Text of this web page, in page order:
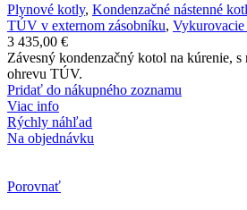
Plynové kotly, Kondenzačné nástenné
TÚV v externom zásobníku,
3 435,00 €
Závesný kondenzačný kotol na kúrenie,
ohrevu TÚV.
Pridať do nákupného zoznamu
Viac info
Rýchly náhľad
Na objednávku
Porovnať